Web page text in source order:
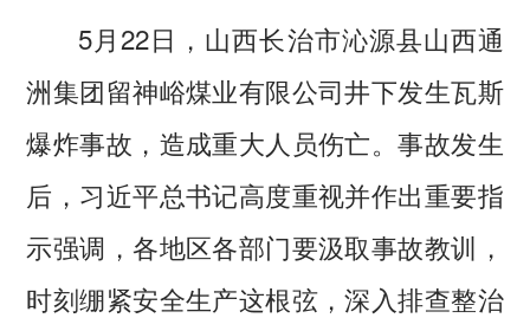
5月22日，山西长治市沁源县山西通
洲集团留神峪煤业有限公司井下发生瓦斯
爆炸事故，造成重大人员伤亡。事故发生
后，习近平总书记高度重视并作出重要指
示强调，各地区各部门要汲取事故教训，
时刻绷紧安全生产这根弦，深入排查整治